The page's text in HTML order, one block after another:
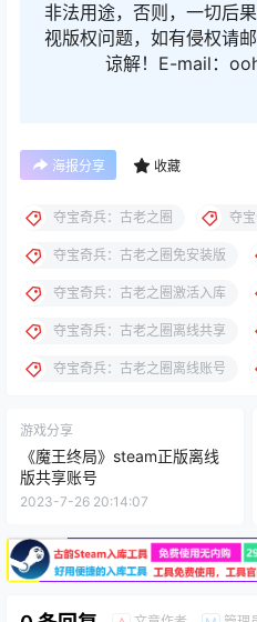
非法用途，否则，一切后
视版权问题，如有侵权请
谅解！E-mail：
海报分享 收藏
夺宝奇兵：古老之圈 夺
夺宝奇兵：古老之圈免安装版
夺宝奇兵：古老之圈激活入库
夺宝奇兵：古老之圈离线共享
夺宝奇兵：古老之圈离线账号
游戏分享
《魔王终局》steam正版离线
版共享账号
2023-7-26 20:14:07